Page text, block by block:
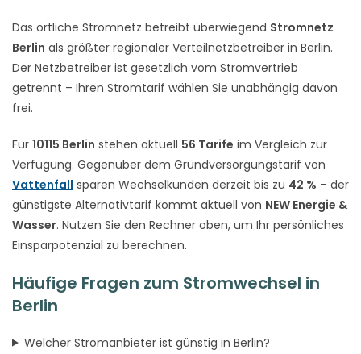
Das örtliche Stromnetz betreibt überwiegend Stromnetz
Berlin als größter regionaler Verteilnetzbetreiber in Berlin.
Der Netzbetreiber ist gesetzlich vom Stromvertrieb
getrennt – Ihren Stromtarif wählen Sie unabhängig davon
frei.
Für 10115 Berlin stehen aktuell 56 Tarife im Vergleich zur
Verfügung. Gegenüber dem Grundversorgungstarif von
Vattenfall sparen Wechselkunden derzeit bis zu 42 % – der
günstigste Alternativtarif kommt aktuell von NEW Energie &
Wasser. Nutzen Sie den Rechner oben, um Ihr persönliches
Einsparpotenzial zu berechnen.
Häufige Fragen zum Stromwechsel in
Berlin
Welcher Stromanbieter ist günstig in Berlin?